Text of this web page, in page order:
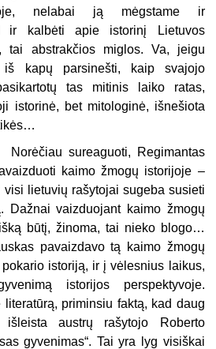
nelabai ją mėgstame ir
ir kalbėti apie istorinį Lietuvos
tai abstrakčios miglos. Va, jeigu
kapų parsinešti, kaip svajojo
tas mitinis laiko ratas,
istorinė, bet mitologinė, išnešiota
Norėčiau sureaguoti, Regimantas
kaimo žmogų istorijoje –
visi lietuvių rašytojai sugeba susieti
Dažnai vaizduojant kaimo žmogų
būtį, žinoma, tai nieko blogo…
pavaizdavo tą kaimo žmogų
istoriją, ir į vėlesnius laikus,
istorijos perspektyvoje.
priminsiu faktą, kad daug
austrų rašytojo Roberto
gyvenimas“. Tai yra lyg visiškai